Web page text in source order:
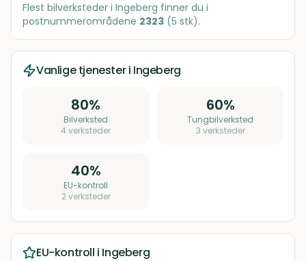
Flest bilverksteder i Ingeberg finner du i
postnummerområdene 2323 (5 stk).
Vanlige tjenester i Ingeberg
80%
Bilverksted
4 verksteder
60%
Tungbilverksted
3 verksteder
40%
EU-kontroll
2verksteder
EU-kontroll i Ingeberg